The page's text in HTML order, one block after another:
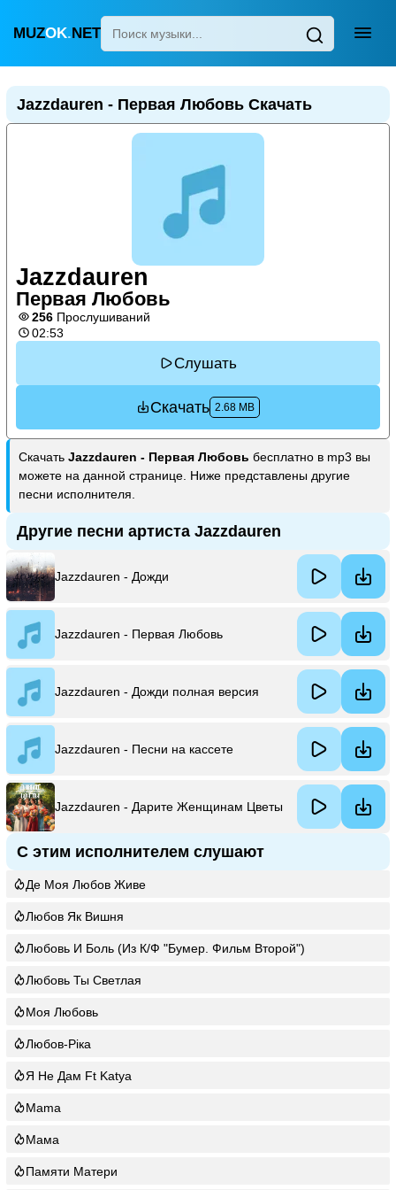
MUZOK.NET
Главная
Популярные
Узбекская
Украинская
Jazzdauren - Первая Любовь Скачать
Jazzdauren
Первая Любовь
256 Прослушиваний
02:53
Слушать
Скачать 2.68 MB
Скачать Jazzdauren - Первая Любовь бесплатно в mp3 вы
можете на данной странице. Ниже представлены другие
песни исполнителя.
Другие песни артиста Jazzdauren
Jazzdauren - Дожди
Jazzdauren - Первая Любовь
Jazzdauren - Дожди полная версия
Jazzdauren - Песни на кассете
Jazzdauren - Дарите Женщинам Цветы
С этим исполнителем слушают
Де Моя Любов Живе
Любов Як Вишня
Любовь И Боль (Из К/Ф "Бумер. Фильм Второй")
Любовь Ты Светлая
Моя Любовь
Любов-Ріка
Я Не Дам Ft Katya
Mama
Мама
Памяти Матери